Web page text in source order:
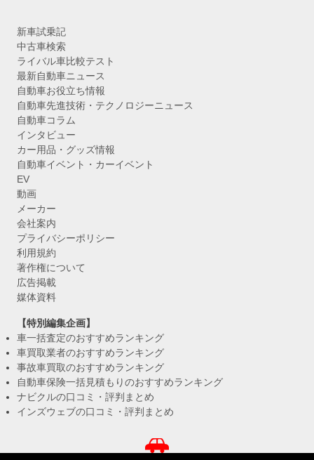
新車試乗記
中古車検索
ライバル車比較テスト
最新自動車ニュース
自動車お役立ち情報
自動車先進技術・テクノロジーニュース
自動車コラム
インタビュー
カー用品・グッズ情報
自動車イベント・カーイベント
EV
動画
メーカー
会社案内
プライバシーポリシー
利用規約
著作権について
広告掲載
媒体資料
【特別編集企画】
車一括査定のおすすめランキング
車買取業者のおすすめランキング
事故車買取のおすすめランキング
自動車保険一括見積もりのおすすめランキング
ナビクルの口コミ・評判まとめ
インズウェブの口コミ・評判まとめ